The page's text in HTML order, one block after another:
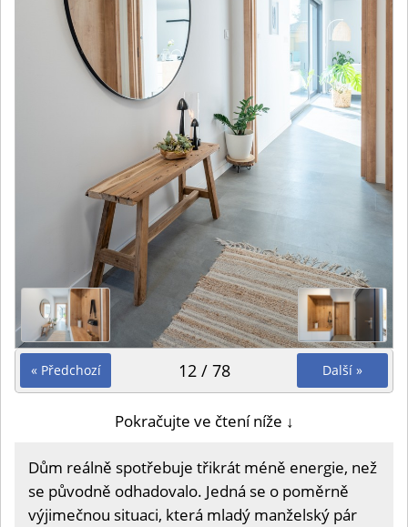
« Předchozí Další »
12 / 78
Pokračujte ve čtení níže ↓
Dům reálně spotřebuje třikrát méně energie, než
se původně odhadovalo. Jedná se o poměrně
výjimečnou situaci, která mladý manželský pár